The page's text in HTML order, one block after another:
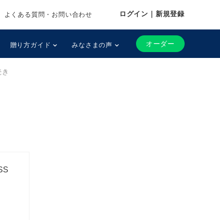
よくある質問・お問い合わせ ログイン｜新規登録
贈り方ガイド みなさまの声 オーダー